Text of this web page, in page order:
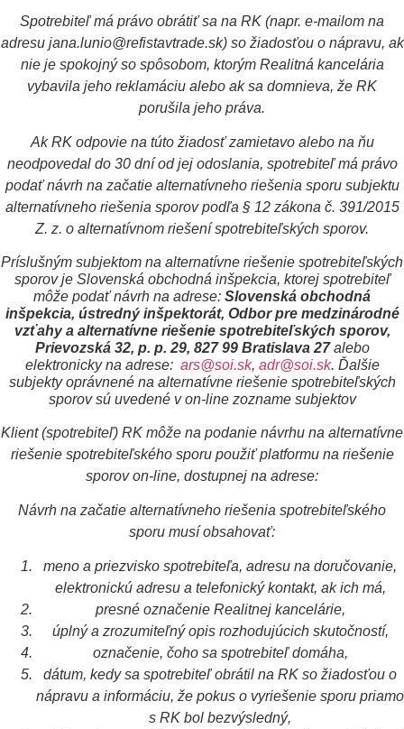
Spotrebiteľ má právo obrátiť sa na RK (napr. e-mailom na
adresu jana.lunio@refistavtrade.sk) so žiadosťou o nápravu, ak
nie je spokojný so spôsobom, ktorým Realitná kancelária
vybavila jeho reklamáciu alebo ak sa domnieva, že RK
porušila jeho práva.
Ak RK odpovie na túto žiadosť zamietavo alebo na ňu
neodpovedal do 30 dní od jej odoslania, spotrebiteľ má právo
podať návrh na začatie alternatívneho riešenia sporu subjektu
alternatívneho riešenia sporov podľa § 12 zákona č. 391/2015
Z. z. o alternatívnom riešení spotrebiteľských sporov.
Príslušným subjektom na alternatívne riešenie spotrebiteľských
sporov je Slovenská obchodná inšpekcia, ktorej spotrebiteľ
môže podať návrh na adrese: Slovenská obchodná
inšpekcia, ústredný inšpektorát, Odbor pre medzinárodné
vzťahy a alternatívne riešenie spotrebiteľských sporov,
Prievozská 32, p. p. 29, 827 99 Bratislava 27alebo
elektronicky na adrese: ars@soi.sk, adr@soi.sk. Ďalšie
subjekty oprávnené na alternatívne riešenie spotrebiteľských
sporov sú uvedené v on-line zozname subjektov
Klient (spotrebiteľ) RK môže na podanie návrhu na alternatívne
riešenie spotrebiteľského sporu použiť platformu na riešenie
sporov on-line, dostupnej na adrese:
Návrh na začatie alternatívneho riešenia spotrebiteľského
sporu musí obsahovať:
meno a priezvisko spotrebiteľa, adresu na doručovanie,
elektronickú adresu a telefonický kontakt, ak ich má,
presné označenie Realitnej kancelárie,
úplný a zrozumiteľný opis rozhodujúcich skutočností,
označenie, čoho sa spotrebiteľ domáha,
dátum, kedy sa spotrebiteľ obrátil na RK so žiadosťou o
nápravu a informáciu, že pokus o vyriešenie sporu priamo
s RK bol bezvýsledný,